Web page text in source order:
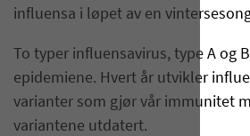
influensa i løpet av en
To typer influensavirus, type A og
epidemiene. Hvert år utvikler
varianter som gjør vår immunitet
variantene utdatert.